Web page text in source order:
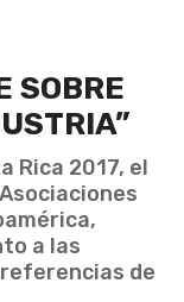
SOBRE
Rica 2017, el
a las
de